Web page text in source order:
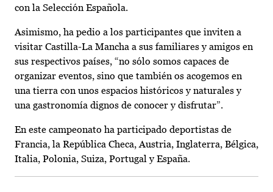
con la Selección Española.
Asimismo, ha pedio a los participantes que inviten a
visitar Castilla-La Mancha a sus familiares y amigos en
sus respectivos países, “no sólo somos capaces de
organizar eventos, sino que también os acogemos en
una tierra con unos espacios históricos y naturales y
una gastronomía dignos de conocer y disfrutar”.
En este campeonato ha participado deportistas de
Francia, la República Checa, Austria, Inglaterra, Bélgica,
Italia, Polonia, Suiza, Portugal y España.